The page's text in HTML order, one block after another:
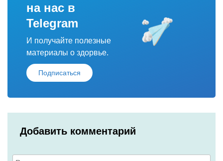
на нас в
Telegram
И получайте полезные
материалы о здорвье.
Подписаться
Добавить комментарий